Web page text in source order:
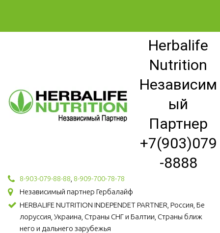
Herbalife
Nutrition
Независим
ый
Партнер
+7(903)079
-8888
8-903-079-88-88 8-909-700-78-78
Независимый партнер Гербалайф
HERBALIFE NUTRITION INDEPENDET PARTNER, Россия, Бе
лоруссия, Украина, Страны СНГ и Балтии, Страны ближ
него и дальнего зарубежья